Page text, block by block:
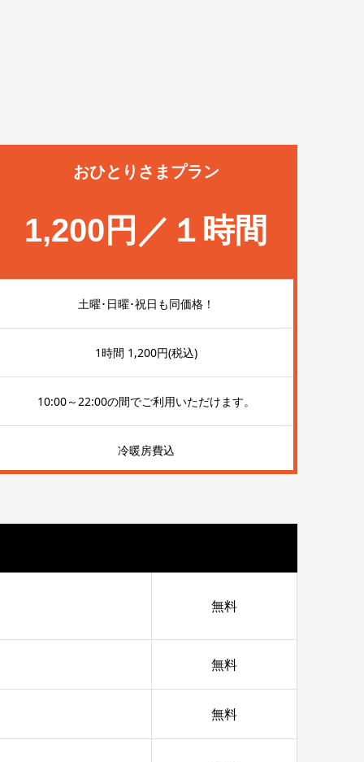
おひとりさまプラン
1,200円／１時間
土曜･日曜･祝日も同価格！
1時間 1,200円(税込)
10:00～22:00の間でご利用いただけます。
冷暖房費込
無料
無料
無料